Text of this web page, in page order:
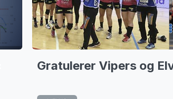
Gratulerer Vipers og